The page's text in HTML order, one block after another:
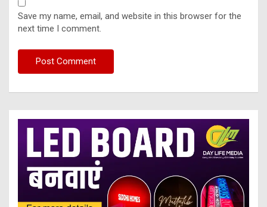
Save my name, email, and website in this browser for the
next time I comment.